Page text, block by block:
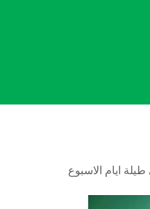
ايام الاسبوع